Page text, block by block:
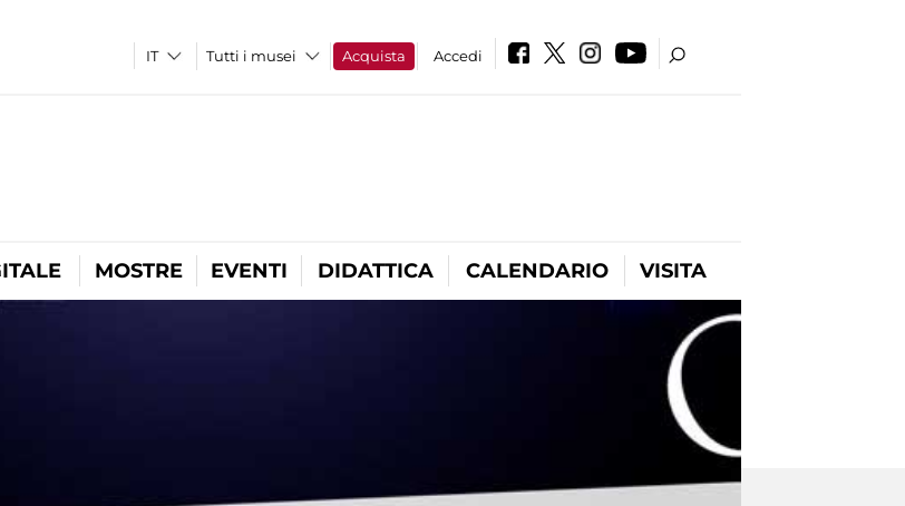
Tutti i musei Acquista Accedi
MOSTRE EVENTI DIDATTICA CALENDARIO VISITA